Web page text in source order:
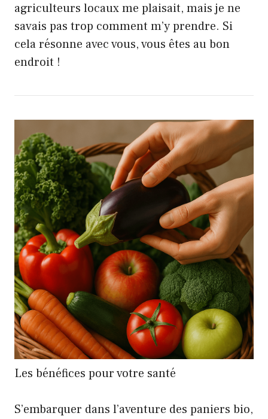
agriculteurs locaux me plaisait, mais je ne
savais pas trop comment m’y prendre. Si
cela résonne avec vous, vous êtes au bon
endroit !
Les bénéfices pour votre santé
S’embarquer dans l’aventure des paniers bio,